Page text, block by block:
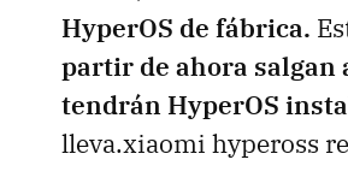
HyperOS de fábrica.
partir de ahora salgan
tendrán HyperOS
lleva.xiaomi hypeross